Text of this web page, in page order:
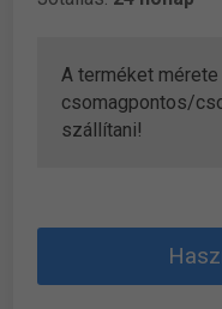
A terméket
csomagpontos/
szállítani!